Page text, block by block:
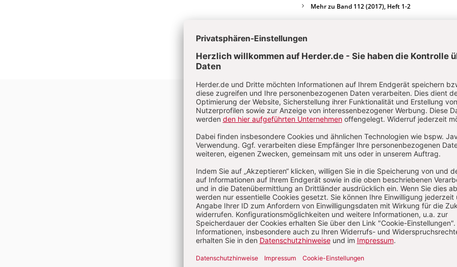
Mehr zu Band 112 (2017), Heft 1-2
Aktuelle Hefte